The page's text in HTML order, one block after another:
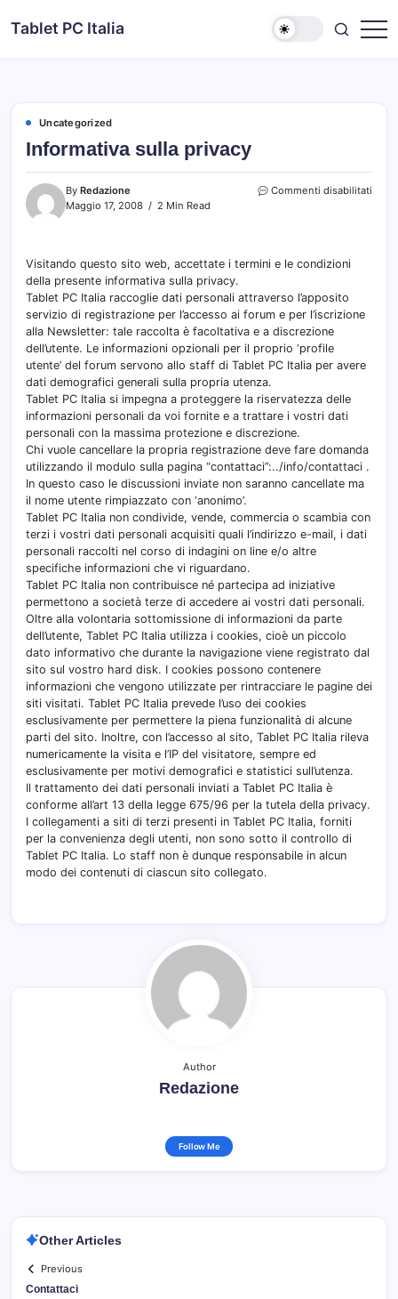
toTablet PC Italia
Uncategorized
Informativa sulla privacy
By Redazione
Maggio 17, 2008
2 Min Read
Commenti disabilitati
Visitando questo sito web, accettate i termini e le condizioni
della presente informativa sulla privacy.
Tablet PC Italia raccoglie dati personali attraverso l’apposito
servizio di registrazione per l’accesso ai forum e per l’iscrizione
alla Newsletter: tale raccolta è facoltativa e a discrezione
dell’utente. Le informazioni opzionali per il proprio ‘profile
utente’ del forum servono allo staff di Tablet PC Italia per avere
dati demografici generali sulla propria utenza.
Tablet PC Italia si impegna a proteggere la riservatezza delle
informazioni personali da voi fornite e a trattare i vostri dati
personali con la massima protezione e discrezione.
Chi vuole cancellare la propria registrazione deve fare domanda
utilizzando il modulo sulla pagina “contattaci”:../info/contattaci .
In questo caso le discussioni inviate non saranno cancellate ma
il nome utente rimpiazzato con ‘anonimo’.
Tablet PC Italia non condivide, vende, commercia o scambia con
terzi i vostri dati personali acquisiti quali l’indirizzo e-mail, i dati
personali raccolti nel corso di indagini on line e/o altre
specifiche informazioni che vi riguardano.
Tablet PC Italia non contribuisce né partecipa ad iniziative
permettono a società terze di accedere ai vostri dati personali.
Oltre alla volontaria sottomissione di informazioni da parte
dell’utente, Tablet PC Italia utilizza i cookies, cioè un piccolo
dato informativo che durante la navigazione viene registrato dal
sito sul vostro hard disk. I cookies possono contenere
informazioni che vengono utilizzate per rintracciare le pagine dei
siti visitati. Tablet PC Italia prevede l’uso dei cookies
esclusivamente per permettere la piena funzionalità di alcune
parti del sito. Inoltre, con l’accesso al sito, Tablet PC Italia rileva
numericamente la visita e l’IP del visitatore, sempre ed
esclusivamente per motivi demografici e statistici sull’utenza.
Il trattamento dei dati personali inviati a Tablet PC Italia è
conforme all’art 13 della legge 675/96 per la tutela della privacy.
I collegamenti a siti di terzi presenti in Tablet PC Italia, forniti
per la convenienza degli utenti, non sono sotto il controllo di
Tablet PC Italia. Lo staff non è dunque responsabile in alcun
modo dei contenuti di ciascun sito collegato.
Author
Redazione
Follow Me
Other Articles
Previous
Contattaci